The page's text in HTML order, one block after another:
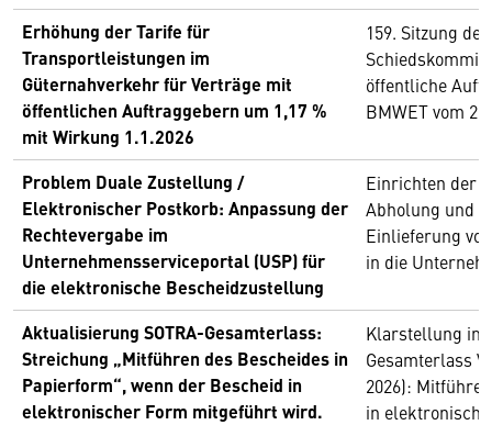
Erhöhung der Tarife für
Transportleistungen im
Güternahverkehr für Verträge mit
öffentlichen Auftraggebern um 1,17 %
mit Wirkung 1.1.2026
159. Sitzung
öffentliche
BMWET vom
Problem Duale Zustellung /
Elektronischer Postkorb: Anpassung der
Rechtevergabe im
Unternehmensserviceportal (USP) für
die elektronische Bescheidzustellung
Einrichten der
Abholung und
Einlieferung
in die
Aktualisierung SOTRA-Gesamterlass:
Streichung „Mitführen des Bescheides in
Papierform“, wenn der Bescheid in
elektronischer Form mitgeführt wird.
Klarstellung im
Gesamterlass
2026):
in